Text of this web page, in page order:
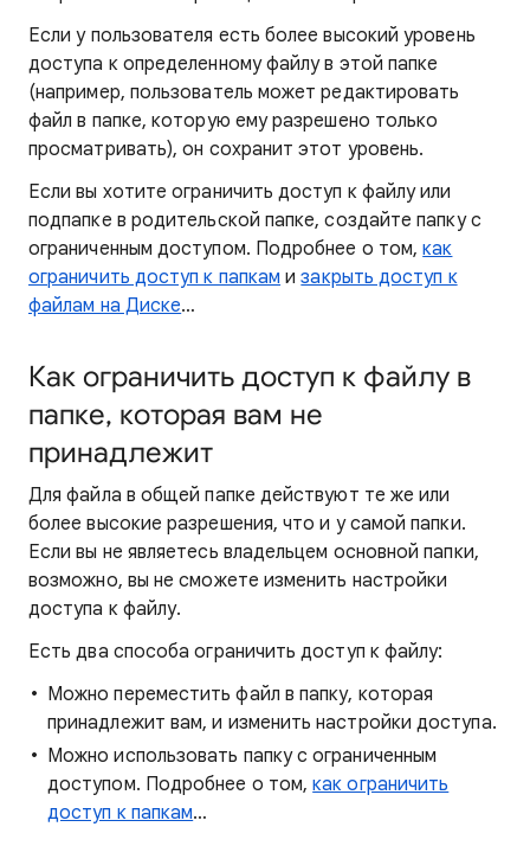
Если у пользователя есть более высокий уровень
доступа к определенному файлу в этой папке
(например, пользователь может редактировать
файл в папке, которую ему разрешено только
просматривать), он сохранит этот уровень.
Если вы хотите ограничить доступ к файлу или
подпапке в родительской папке, создайте папку с
ограниченным доступом. Подробнее о том,как
ограничить доступ к папкам изакрыть доступ к
файлам на Диске…
Как ограничить доступ к файлу в
папке, которая вам не
принадлежит
Для файла в общей папке действуют те же или
более высокие разрешения, что и у самой папки.
Если вы не являетесь владельцем основной папки,
возможно, вы не сможете изменить настройки
доступа к файлу.
Есть два способа ограничить доступ к файлу:
Можно переместить файл в папку, которая
принадлежит вам, и изменить настройки доступа.
Можно использовать папку с ограниченным
доступом. Подробнее о том,как ограничить
доступ к папкам…